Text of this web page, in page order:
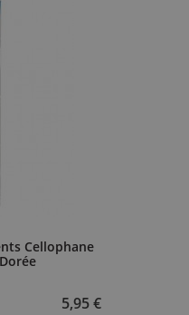
Cellophane
5,95 €